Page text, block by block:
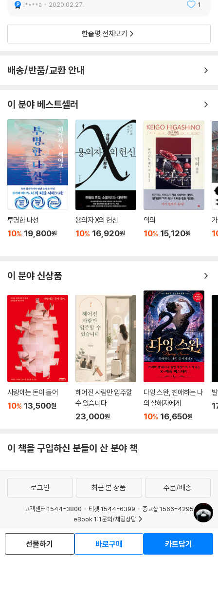
l****a 2020.02.27. 1
한줄평 전체보기
배송/반품/교환 안내
이 분야 베스트셀러
투명한 나선
10% 19,800원
용의자 X의 헌신
10% 16,920원
악의
10% 15,120원
이 분야 신상품
사랑에는 돈이 들어
10% 13,500원
헤어진 사람만 입주할
수 있습니다
23,000원
다잉 스완, 친애하는 나
의 살해자에게
10% 16,650원
이 책을 구입하신 분들이 산 분야 책
선물하기 바로구매 카트담기
로그인 최근 본 상품 주문/배송
고객센터 1544-3800 티켓 1544-6399
중고샵 1566-4295
eBook 1:1문의/채팅상담
예스이십사(주) 사업자 정보
이용약관
개인정보처리방침
청소년보호정책